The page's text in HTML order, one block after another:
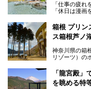
今回は、そん
を見学させ
サウナ室の中
リのビーチを
内の様子をレ
「仕事の疲れ
「休日は漫画
たい」
そんな「癒や
神奈川県には
など、“非日
う」という
そこで今回は
箱根 プリン
ス箱根芦ノ
神奈川県の箱
リゾーツ）の
「箱根仙石
「ザ・プリ
プ（旗艦）に
「龍宮殿
を眺める特